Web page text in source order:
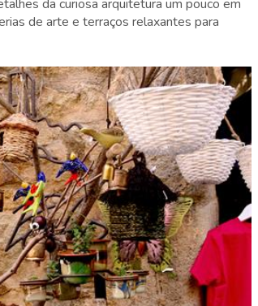
da curiosa arquitetura um pouco em
de arte e terraços relaxantes para